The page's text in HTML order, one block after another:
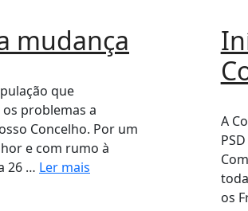
mudança
que
problemas a
Concelho. Por um
e com rumo à
26 … Ler mais
A
os